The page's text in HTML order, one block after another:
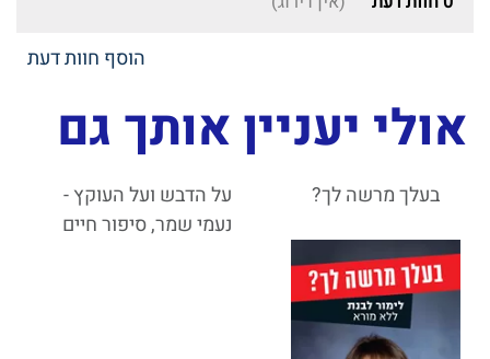
הוסף חוות דעת
אולי יעניין אותך גם
בעלך מרשה לך?
על הדבש ועל העוקץ -
נעמי שמר, סיפור חיים